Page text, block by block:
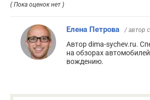
( Пока оценок нет )
Елена Петрова / автор
Автор dima-sychev.ru.
на обзорах
вождению.